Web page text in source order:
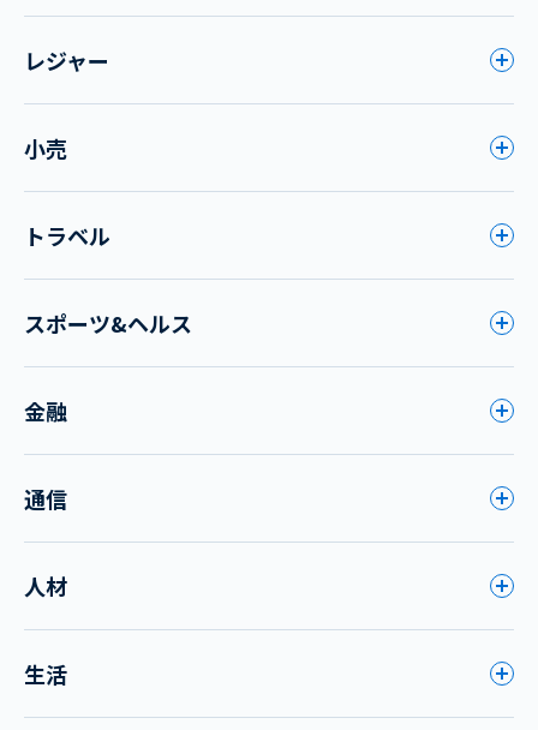
レジャー
小売
トラベル
スポーツ&ヘルス
金融
通信
人材
生活